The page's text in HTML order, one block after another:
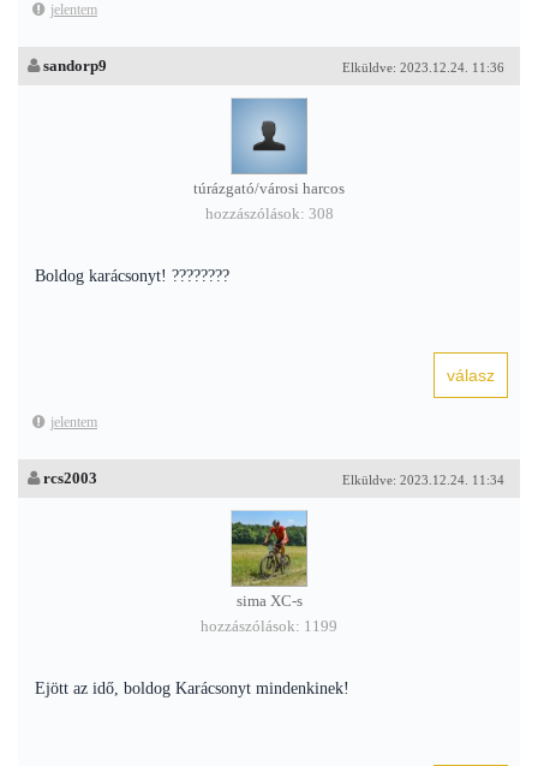
jelentem
Elküldve: 2023.12.24. 11:36
sandorp9
túrázgató/városi harcos
hozzászólások: 308
Boldog karácsonyt! ????????
jelentem
Elküldve: 2023.12.24. 11:34
rcs2003
sima XC-s
hozzászólások: 1199
Ejött az idő, boldog Karácsonyt mindenkinek!